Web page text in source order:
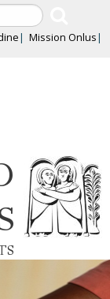
Mission Onlus